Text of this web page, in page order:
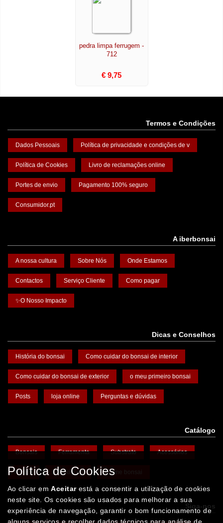
pedra limpa ferrugem -
712
€ 9,75
Termos e Condições
Dados Pessoais Política de privacidade e condições de v
Política de Cookies Livro de reclamações online
Portes de envio Pagamento 100% seguro
Consumidor.pt
A iberbonsai
A nossa cultura Sobre Nós Onde Estamos
Contactos Serviço Cliente Como pagar
✨O Nosso Impacto
Dicas e Conselhos
História do bonsai Como cuidar do bonsai de interior
Como cuidar do bonsai de exterior o meu primeiro bonsai
Posts loja online Perguntas e dúvidas
Catálogo
Bonsais Ferramenta Substrato Acessórios
Vasos Promoções Arame bonsai
Siga-nos
Política de Cookies
Ao clicar emAceitarestá a consentir a utilização de cookies
neste site. Os cookies são usados para melhorar a sua
experiência de navegação, garantir o bom funcionamento de